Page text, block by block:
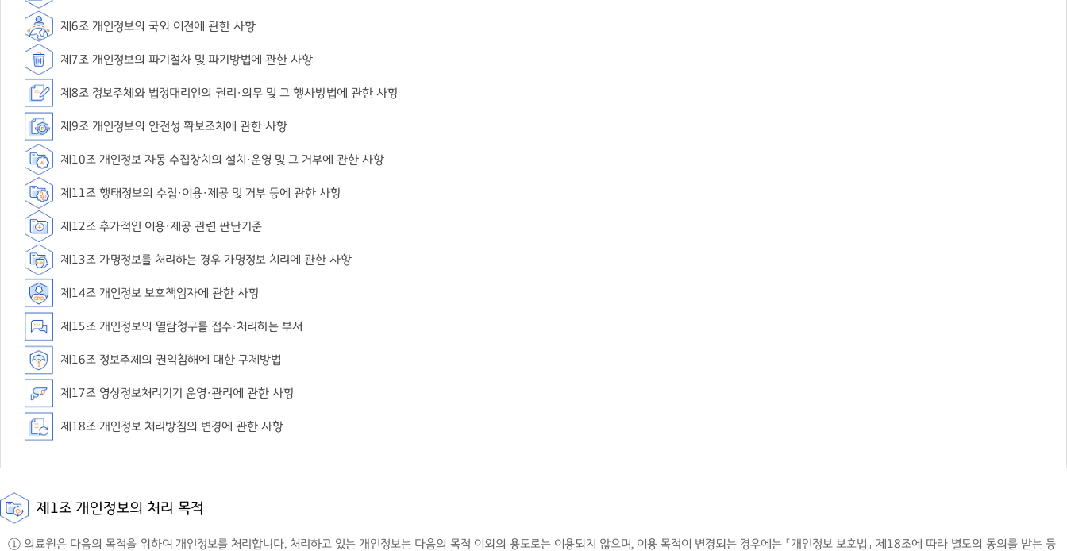
제6조 개인정보의 국외 이전에 관한 사항
제7조 개인정보의 파기절차 및 파기방법에 관한 사항
제8조 정보주체와 법정대리인의 권리·의무 및 그 행사방법에 관한 사항
제9조 개인정보의 안전성 확보조치에 관한 사항
제10조 개인정보 자동 수집장치의 설치·운영 및 그 거부에 관한 사항
제11조 행태정보의 수집·이용·제공 및 거부 등에 관한 사항
제12조 추가적인 이용·제공 관련 판단기준
제13조 가명정보를 처리하는 경우 가명정보 치리에 관한 사항
제14조 개인정보 보호책임자에 관한 사항
제15조 개인정보의 열람청구를 접수·처리하는 부서
제16조 정보주체의 권익침해에 대한 구제방법
제17조 영상정보처리기기 운영·관리에 관한 사항
제18조 개인정보 처리방침의 변경에 관한 사항
제1조 개인정보의 처리 목적
① 의료원은 다음의 목적을 위하여 개인정보를 처리합니다. 처리하고 있는 개인정보는 다음의 목적 이외의 용도로는 이용되지 않으며, 이용 목적이 변경되는 경우에는 「개인정보 보호법」 제18조에 따라 별도의 동의를 받는 등